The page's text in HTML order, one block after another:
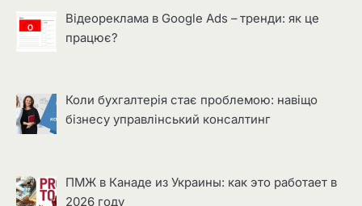
Відеореклама в Google Ads – тренди: як це
працює?
Коли бухгалтерія стає проблемою: навіщо
бізнесу управлінський консалтинг
ПМЖ в Канаде из Украины: как это работает в
2026 году